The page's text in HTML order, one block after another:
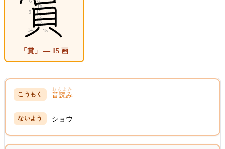
「賞」 — 15 画
音読み
おんよみ
ショウ